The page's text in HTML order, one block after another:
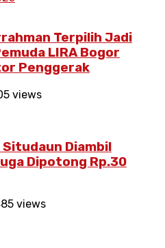
Terpilih Jadi
LIRA Bogor
Penggerak
views
Situdaun Diambil
Dipotong Rp.30
views